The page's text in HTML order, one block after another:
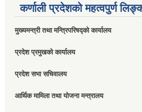
कर्णाली प्रदेशको महत्वपुर्ण
मुख्यमन्त्री तथा मन्त्रिपरिषद्को कार्यालय
प्रदेश प्रमुखको कार्यालय
प्रदेश सभा सचिवालय
आर्थिक मामिला तथा योजना मन्त्रालय